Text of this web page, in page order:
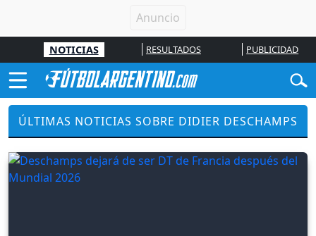
NOTICIAS RESULTADOS PUBLICIDAD
ÚLTIMAS NOTICIAS SOBRE DIDIER DESCHAMPS